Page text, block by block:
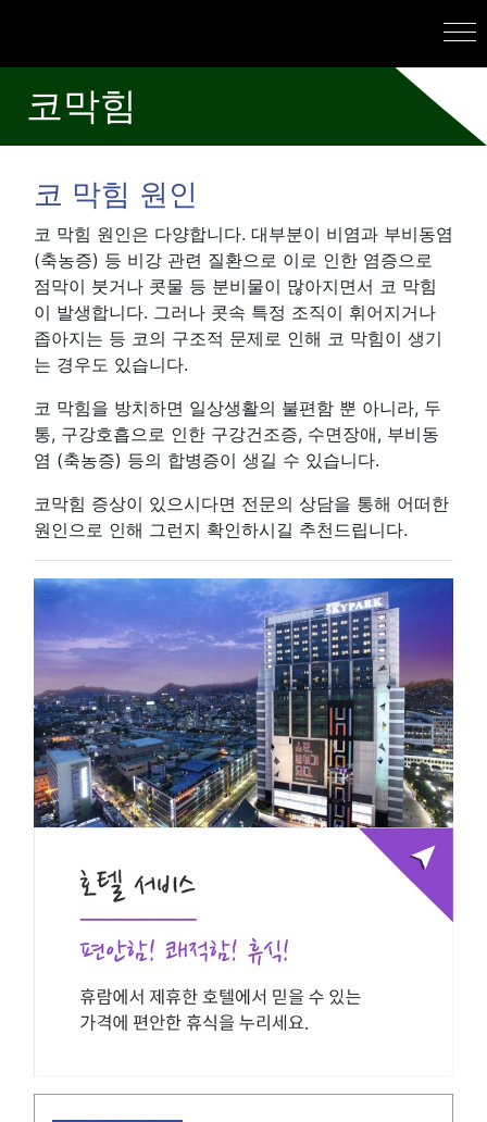
코막힘
코 막힘 원인
코 막힘 원인은 다양합니다. 대부분이 비염과 부비동염
(축농증) 등 비강 관련 질환으로 이로 인한 염증으로
점막이 붓거나 콧물 등 분비물이 많아지면서 코 막힘
이 발생합니다. 그러나 콧속 특정 조직이 휘어지거나
좁아지는 등 코의 구조적 문제로 인해 코 막힘이 생기
는 경우도 있습니다.
코 막힘을 방치하면 일상생활의 불편함 뿐 아니라, 두
통, 구강호흡으로 인한 구강건조증, 수면장애, 부비동
염 (축농증) 등의 합병증이 생길 수 있습니다.
코막힘 증상이 있으시다면 전문의 상담을 통해 어떠한
원인으로 인해 그런지 확인하시길 추천드립니다.